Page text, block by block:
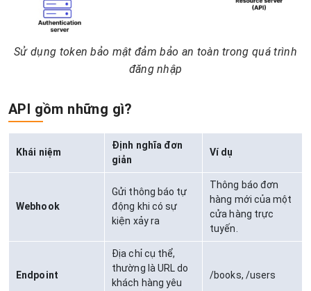
Sử dụng token bảo mật đảm bảo an toàn trong quá trình
đăng nhập
API gồm những gì?
Khái niệm
Định nghĩa đơn
giản
Ví dụ
Webhook
Gửi thông báo tự
động khi có sự
kiện xảy ra
Thông báo đơn
hàng mới của một
cửa hàng trực
tuyến.
Endpoint
Địa chỉ cụ thể,
thường là URL do
khách hàng yêu
/books, /users